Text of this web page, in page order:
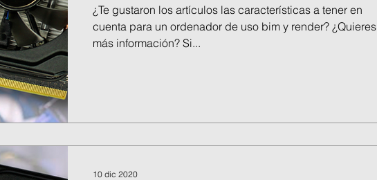
¿Te gustaron los artículos las características a tener en
cuenta para un ordenador de uso bim y render? ¿Quieres
más información? Si...
10 dic 2020